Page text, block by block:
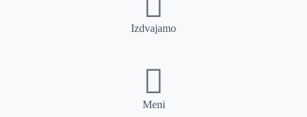
Izdvajamo
Meni